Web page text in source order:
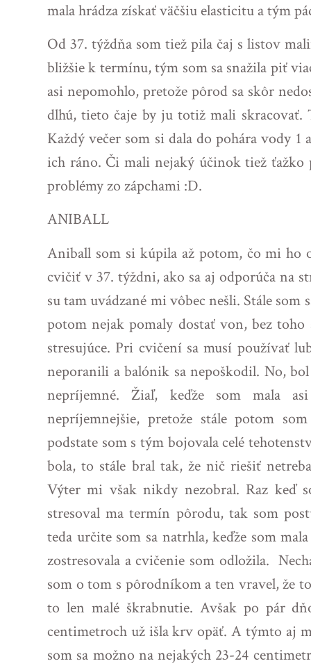
mala hrádza získať väčšiu elasticitu a tým
Od 37. týždňa som tiež pila čaj s listov
bližšie k termínu, tým som sa snažila piť
asi nepomohlo, pretože pôrod sa skôr
dlhú, tieto čaje by ju totiž mali skracovať.
Každý večer som si dala do pohára vody
ich ráno. Či mali nejaký účinok tiež ťažko
problémy zo zápchami :D.
ANIBALL
Aniball som si kúpila až potom, čo mi ho
cvičiť v 37. týždni, ako sa aj odporúča na
su tam uvádzané mi vôbec nešli. Stále som
potom nejak pomaly dostať von, bez
stresujúce. Pri cvičení sa musí používať
neporanili a balónik sa nepoškodil. No,
nepríjemné. Žiaľ, keďže som mala
nepríjemnejšie, pretože stále potom
podstate som s tým bojovala celé
bola, to stále bral tak, že nič riešiť
Výter mi však nikdy nezobral. Raz keď
stresoval ma termín pôrodu, tak som
teda určite som sa natrhla, keďže som
zostresovala a cvičenie som odložila.
som o tom s pôrodníkom a ten vravel, že
to len malé škrabnutie. Avšak po pár
centimetroch už išla krv opäť. A týmto aj
som sa možno na nejakých 23-24